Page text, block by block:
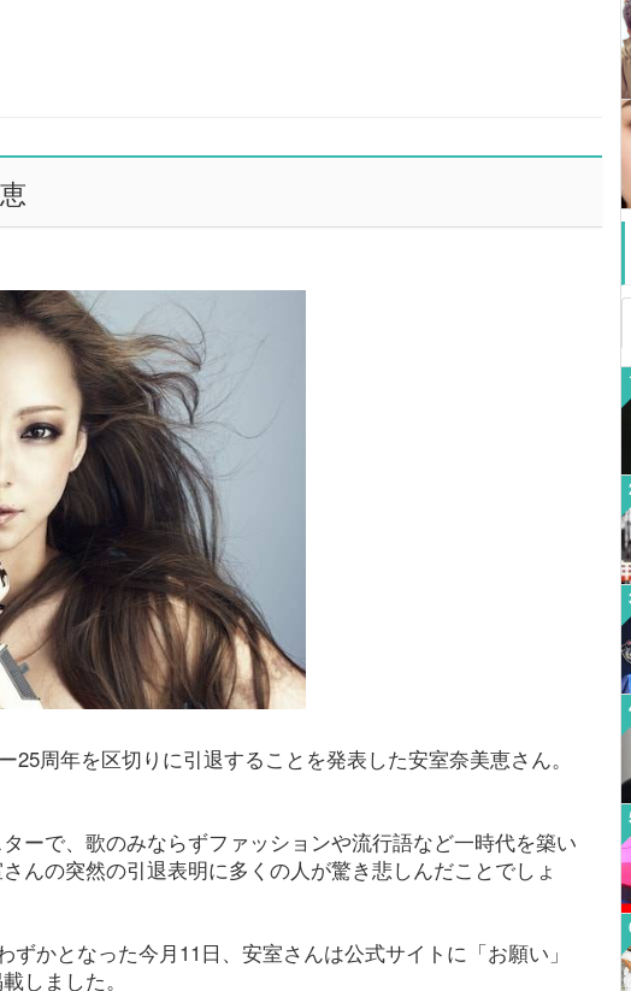
25周年を区切りに引退することを発表した安室奈美恵さん。
ーで、歌のみならずファッションや流行語など一時代を築い
んの突然の引退表明に多くの人が驚き悲しんだことでしょ
ずかとなった今月11日、安室さんは公式サイトに「お願い」
しました。